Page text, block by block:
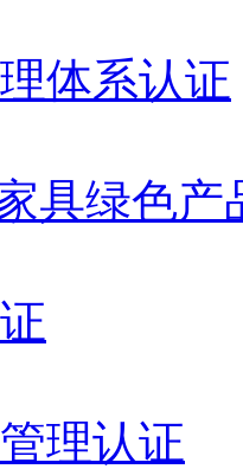
体系认证
具绿色产
理认证